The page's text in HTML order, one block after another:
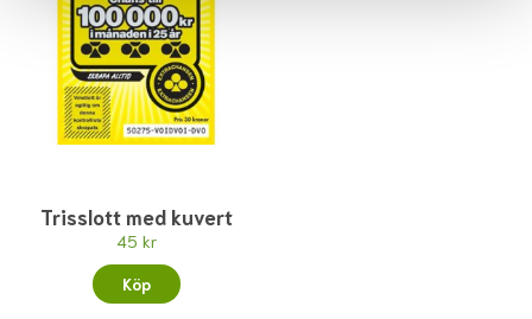
Trisslott med kuvert
45 kr
Köp